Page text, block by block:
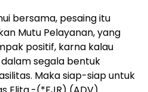
bersama, pesaing itu
Mutu Pelayanan, yang
positif, karna kalau
segala bentuk
Maka siap-siap untuk